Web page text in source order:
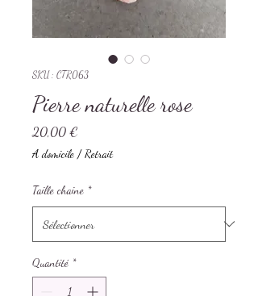
SKU : CTR063
Pierre naturelle rose
20,00 €
A domicile / Retrait
Taille chaine *
Quantité *